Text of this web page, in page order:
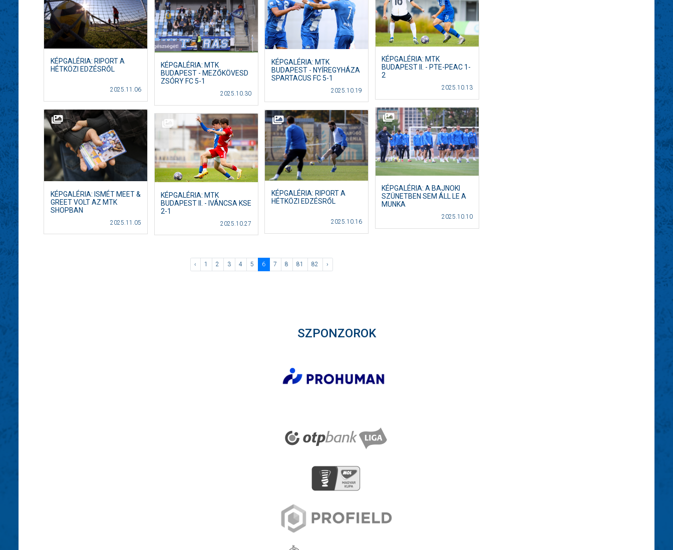
KÉPGALÉRIA: RIPORT A
HÉTKÖZI EDZÉSRŐL
2025.11.06
KÉPGALÉRIA: ISMÉT MEET &
GREET VOLT AZ MTK
SHOPBAN
2025.11.05
KÉPGALÉRIA: MTK
BUDAPEST - MEZŐKÖVESD
ZSÓRY FC 5-1
2025.10.30
KÉPGALÉRIA: MTK
BUDAPEST II. - IVÁNCSA KSE
2-1
2025.10.27
KÉPGALÉRIA: MTK
BUDAPEST - NYÍREGYHÁZA
SPARTACUS FC 5-1
2025.10.19
KÉPGALÉRIA: RIPORT A
HÉTKÖZI EDZÉSRŐL
2025.10.16
KÉPGALÉRIA: MTK
BUDAPEST II. - PTE-PEAC 1-
2
2025.10.13
KÉPGALÉRIA: A BAJNOKI
SZÜNETBEN SEM ÁLL LE A
MUNKA
2025.10.10
‹ 1 2 3 4 5 6 7 8 81 82 ›
SZPONZOROK